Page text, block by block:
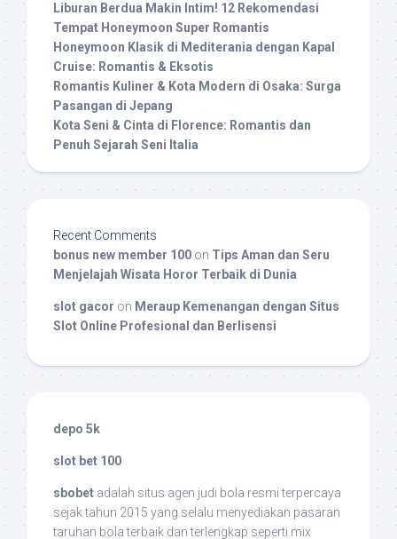
Liburan Berdua Makin Intim! 12 Rekomendasi
Tempat Honeymoon Super Romantis
Honeymoon Klasik di Mediterania dengan Kapal
Cruise: Romantis & Eksotis
Romantis Kuliner & Kota Modern di Osaka: Surga
Pasangan di Jepang
Kota Seni & Cinta di Florence: Romantis dan
Penuh Sejarah Seni Italia
Recent Comments
bonus new member 100 on Tips Aman dan Seru
Menjelajah Wisata Horor Terbaik di Dunia
slot gacor on Meraup Kemenangan dengan Situs
Slot Online Profesional dan Berlisensi
depo 5k
slot bet 100
sbobet adalah situs agen judi bola resmi terpercaya
sejak tahun 2015 yang selalu menyediakan pasaran
taruhan bola terbaik dan terlengkap seperti mix